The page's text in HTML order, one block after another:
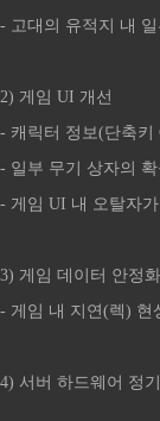
- 고대의 유적지 내
2) 게임 UI 개선
- 캐릭터 정보(단축키
- 일부 무기 상자의
- 게임 UI 내 오탈자
3) 게임 데이터 안정
- 게임 내 지연(렉) 현
4) 서버 하드웨어 정